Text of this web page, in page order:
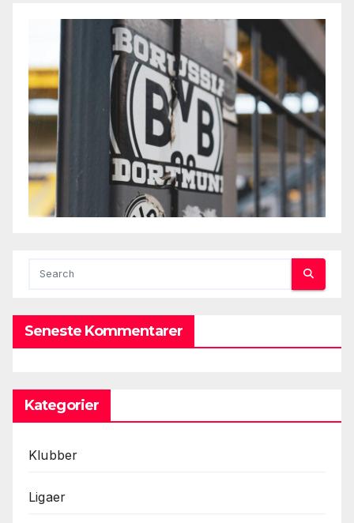
Seneste Kommentarer
Kategorier
Klubber
Ligaer